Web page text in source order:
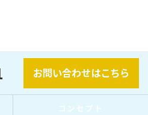
お問い合わせはこちら
コンセプト